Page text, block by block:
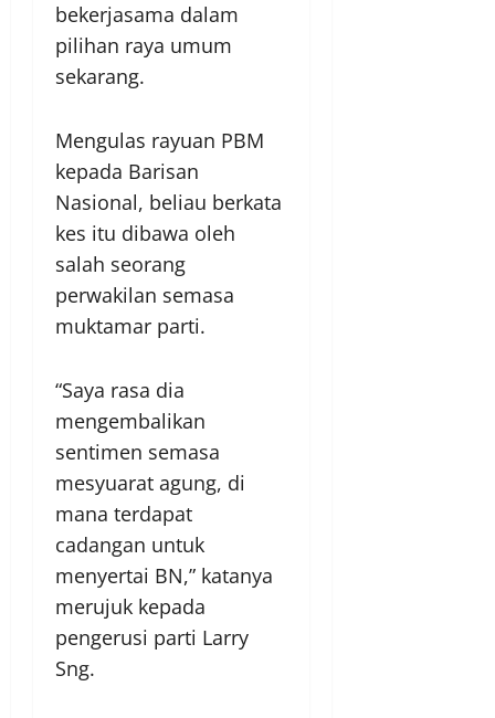
bekerjasama dalam
pilihan raya umum
sekarang.
Mengulas rayuan PBM
kepada Barisan
Nasional, beliau berkata
kes itu dibawa oleh
salah seorang
perwakilan semasa
muktamar parti.
“Saya rasa dia
mengembalikan
sentimen semasa
mesyuarat agung, di
mana terdapat
cadangan untuk
menyertai BN,” katanya
merujuk kepada
pengerusi parti Larry
Sng.